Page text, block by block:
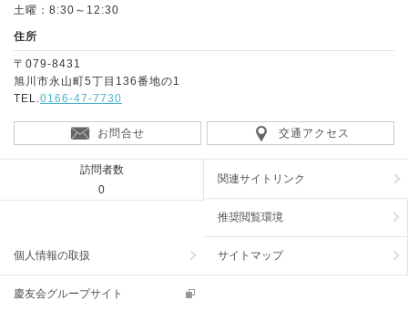
土曜：8:30～12:30
住所
〒079-8431
旭川市永山町5丁目136番地の1
TEL.0166-47-7730
お問合せ 交通アクセス
訪問者数
0
関連サイトリンク
推奨閲覧環境
個人情報の取扱 サイトマップ
慶友会グループサイト